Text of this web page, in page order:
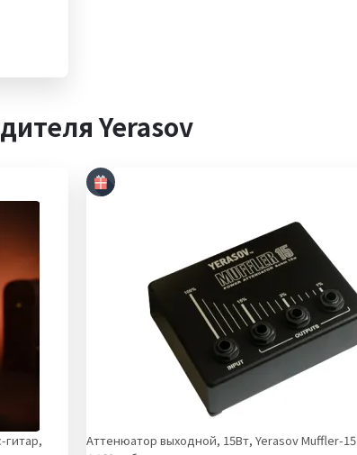
Yerasov
гитар,
Аттенюатор выходной, 15Вт, Yerasov Muffler-15